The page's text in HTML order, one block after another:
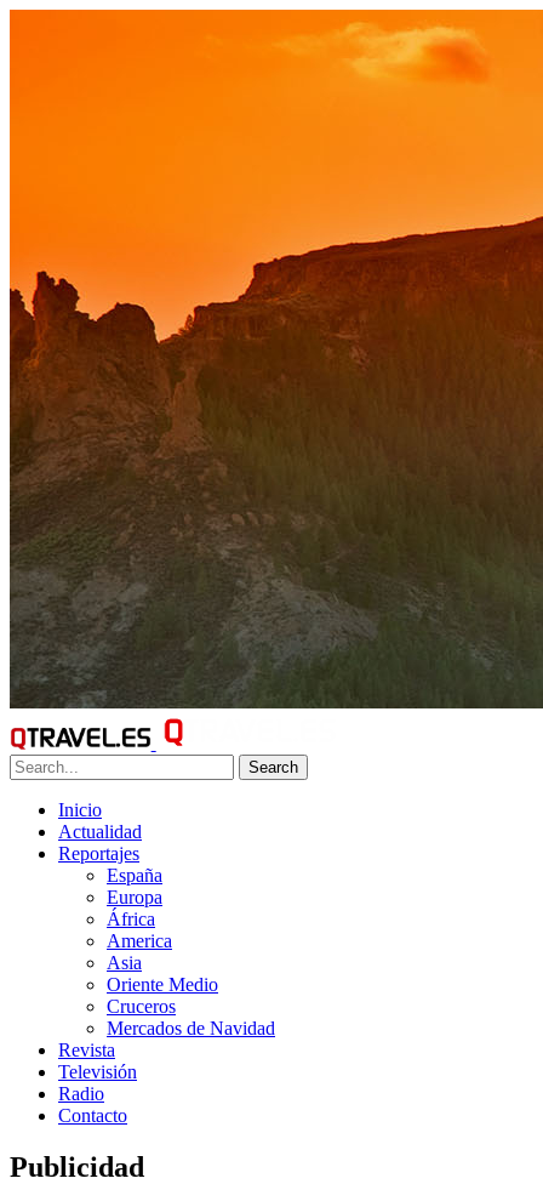
Search
Inicio
Actualidad
Reportajes
España
Europa
África
America
Asia
Oriente Medio
Cruceros
Mercados de Navidad
Revista
Televisión
Radio
Contacto
Publicidad